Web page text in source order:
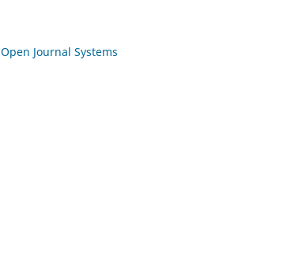
Open Journal Systems